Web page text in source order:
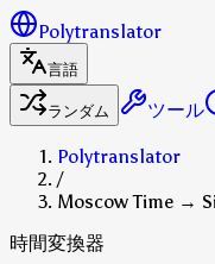
Polytranslator
言語
ランダム ツール
Polytranslator
/
Moscow Time →
時間変換器